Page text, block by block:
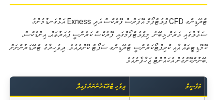
އަޅުގަނޑުމެންގެ Exness ޕްލެޓްފޯމް އޮފަރްސް ފޮރެކްސް އަދި CFD ޓްރޭޑިންގ
ސަވާލުގައި ވަރަށް ލިބޭނެ. މިޕްލެޓްފޯމްގައި ފޮރެކްސް ކަރެންސީ ޕެއަރުތައް، އިންޑެކްސް،
ކޮމޮޑިޓީތައް އާއި ކްރިޕްޓޯކަރެންސީ ޓްރޭޑިންގ ސަޕޯޓް ކޮށްދެއެވެ. ދިވެހިރާގެ ޓްރޭޑަރުންނަށް
ބޭނުންކޮށްގެން އެކައުންޓް ޖަހާފާނެއެވެ.
ތަފްސީލް ދިވެހި ޓްރޭޑަރުންނަށް ފައިދާ